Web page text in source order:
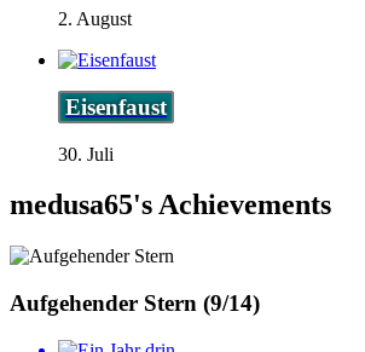
2. August
Eisenfaust
30. Juli
medusa65's Achievements
Aufgehender Stern (9/14)